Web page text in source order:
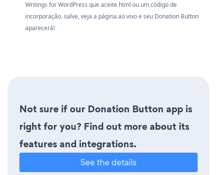
Writings for WordPress que aceite html ou um código de
incorporação. salve, veja a página ao vivo e seu Donation Button
aparecerá!
Not sure if our Donation Button app is
right for you? Find out more about its
features and integrations.
See the details